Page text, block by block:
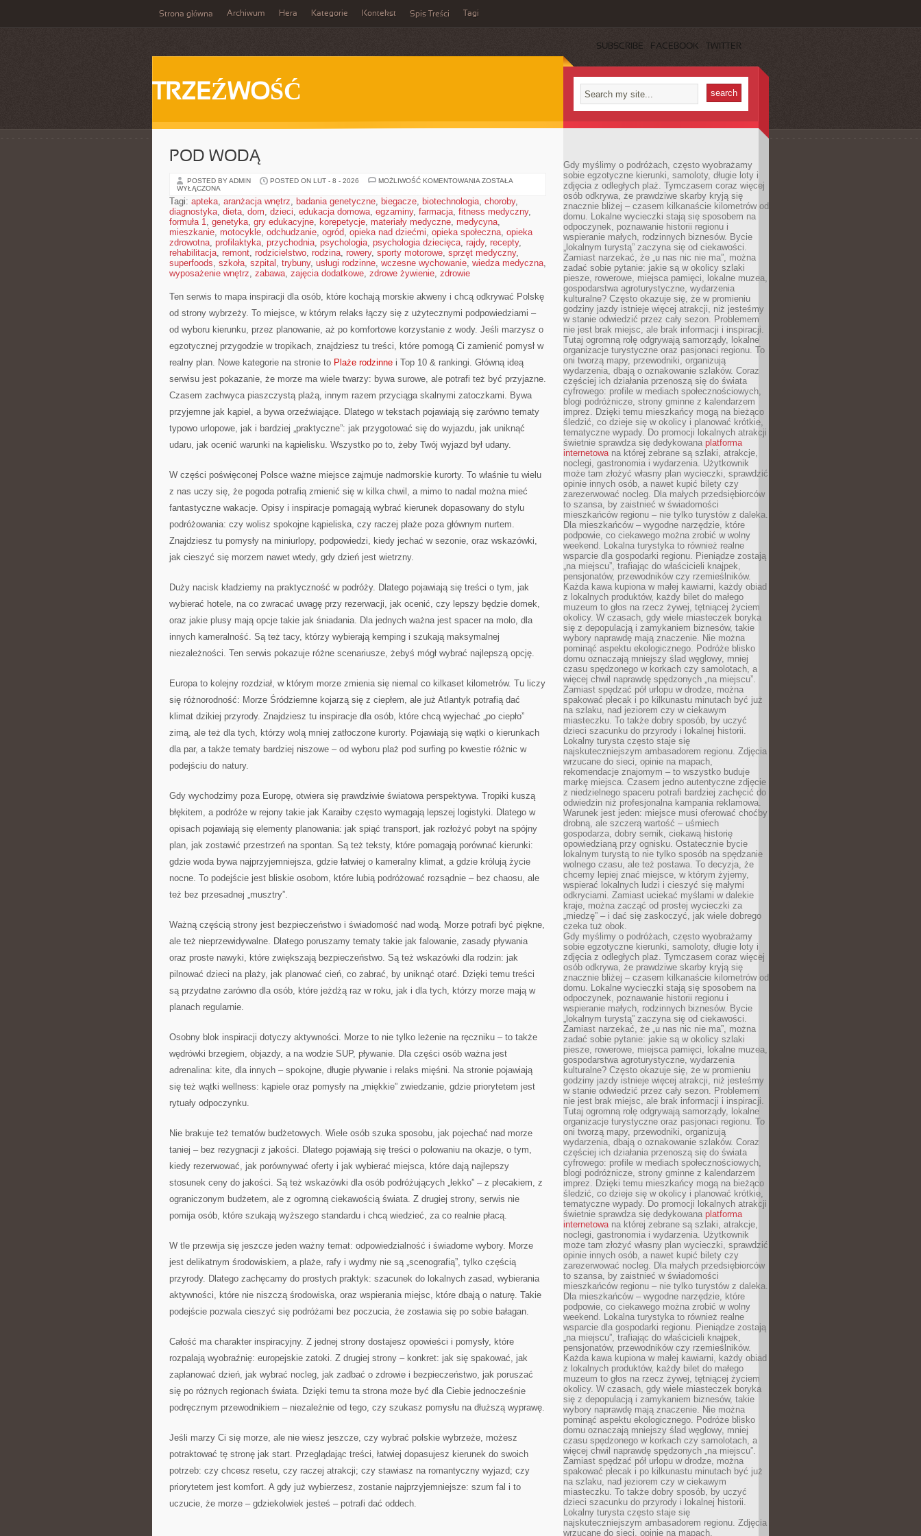
Strona główna Archiwum Hera Kategorie Kontekst Spis Treści Tagi
SUBSCRIBE FACEBOOK TWITTER
TRZEŹWOŚĆ
POD WODĄ
POSTED BY ADMIN POSTED ON LUT - 8 - 2026 MOŻLIWOŚĆ KOMENTOWANIA POD
ZOSTAŁA
WYŁĄCZONA
Tagi: apteka, aranżacja wnętrz, badania genetyczne, biegacze, biotechnologia, choroby,
diagnostyka, dieta, dom, dzieci, edukacja domowa, egzaminy, farmacja, fitness medyczny,
formuła 1, genetyka, gry edukacyjne, korepetycje, materiały medyczne, medycyna,
mieszkanie, motocykle, odchudzanie, ogród, opieka nad dziećmi, opieka społeczna, opieka
zdrowotna, profilaktyka, przychodnia, psychologia, psychologia dziecięca, rajdy, recepty,
rehabilitacja, remont, rodzicielstwo, rodzina, rowery, sporty motorowe, sprzęt medyczny,
superfoods, szkoła, szpital , trybuny, usługi rodzinne, wczesne wychowanie, wiedza medyczna,
wyposażenie wnętrz, zabawa, zajęcia dodatkowe, zdrowe żywienie, zdrowie
Ten serwis to mapa inspiracji dla osób, które kochają morskie akweny i chcą odkrywać Polskę
od strony wybrzeży. To miejsce, w którym relaks łączy się z użytecznymi podpowiedziami –
od wyboru kierunku, przez planowanie, aż po komfortowe korzystanie z wody. Jeśli marzysz o
egzotycznej przygodzie w tropikach, znajdziesz tu treści, które pomogą Ci zamienić pomysł w
realny plan. Nowe kategorie na stronie to Plaże rodzinne i Top 10 & rankingi. Główną ideą
serwisu jest pokazanie, że morze ma wiele twarzy: bywa surowe, ale potrafi też być przyjazne.
Czasem zachwyca piaszczystą plażą, innym razem przyciąga skalnymi zatoczkami. Bywa
przyjemne jak kąpiel, a bywa orzeźwiające. Dlatego w tekstach pojawiają się zarówno tematy
typowo urlopowe, jak i bardziej „praktyczne”: jak przygotować się do wyjazdu, jak uniknąć
udaru, jak ocenić warunki na kąpielisku. Wszystko po to, żeby Twój wyjazd był udany.
W części poświęconej Polsce ważne miejsce zajmuje nadmorskie kurorty. To właśnie tu wielu
z nas uczy się, że pogoda potrafią zmienić się w kilka chwil, a mimo to nadal można mieć
fantastyczne wakacje. Opisy i inspiracje pomagają wybrać kierunek dopasowany do stylu
podróżowania: czy wolisz spokojne kąpieliska, czy raczej plaże poza głównym nurtem.
Znajdziesz tu pomysły na miniurlopy, podpowiedzi, kiedy jechać w sezonie, oraz wskazówki,
jak cieszyć się morzem nawet wtedy, gdy dzień jest wietrzny.
Duży nacisk kładziemy na praktyczność w podróży. Dlatego pojawiają się treści o tym, jak
wybierać hotele, na co zwracać uwagę przy rezerwacji, jak ocenić, czy lepszy będzie domek,
oraz jakie plusy mają opcje takie jak śniadania. Dla jednych ważna jest spacer na molo, dla
innych kameralność. Są też tacy, którzy wybierają kemping i szukają maksymalnej
niezależności. Ten serwis pokazuje różne scenariusze, żebyś mógł wybrać najlepszą opcję.
Europa to kolejny rozdział, w którym morze zmienia się niemal co kilkaset kilometrów. Tu liczy
się różnorodność: Morze Śródziemne kojarzą się z ciepłem, ale już Atlantyk potrafią dać
klimat dzikiej przyrody. Znajdziesz tu inspiracje dla osób, które chcą wyjechać „po ciepło”
zimą, ale też dla tych, którzy wolą mniej zatłoczone kurorty. Pojawiają się wątki o kierunkach
dla par, a także tematy bardziej niszowe – od wyboru plaż pod surfing po kwestie różnic w
podejściu do natury.
Gdy wychodzimy poza Europę, otwiera się prawdziwie światowa perspektywa. Tropiki kuszą
błękitem, a podróże w rejony takie jak Karaiby często wymagają lepszej logistyki. Dlatego w
opisach pojawiają się elementy planowania: jak spiąć transport, jak rozłożyć pobyt na spójny
plan, jak zostawić przestrzeń na spontan. Są też teksty, które pomagają porównać kierunki:
gdzie woda bywa najprzyjemniejsza, gdzie łatwiej o kameralny klimat, a gdzie królują życie
nocne. To podejście jest bliskie osobom, które lubią podróżować rozsądnie – bez chaosu, ale
też bez przesadnej „musztry”.
Ważną częścią strony jest bezpieczeństwo i świadomość nad wodą. Morze potrafi być piękne,
ale też nieprzewidywalne. Dlatego poruszamy tematy takie jak falowanie, zasady pływania
oraz proste nawyki, które zwiększają bezpieczeństwo. Są też wskazówki dla rodzin: jak
pilnować dzieci na plaży, jak planować cień, co zabrać, by uniknąć otarć. Dzięki temu treści
są przydatne zarówno dla osób, które jeżdżą raz w roku, jak i dla tych, którzy morze mają w
planach regularnie.
Osobny blok inspiracji dotyczy aktywności. Morze to nie tylko leżenie na ręczniku – to także
wędrówki brzegiem, objazdy, a na wodzie SUP, pływanie. Dla części osób ważna jest
adrenalina: kite, dla innych – spokojne, długie pływanie i relaks mięśni. Na stronie pojawiają
się też wątki wellness: kąpiele oraz pomysły na „miękkie” zwiedzanie, gdzie priorytetem jest
rytuały odpoczynku.
Nie brakuje też tematów budżetowych. Wiele osób szuka sposobu, jak pojechać nad morze
taniej – bez rezygnacji z jakości. Dlatego pojawiają się treści o polowaniu na okazje, o tym,
kiedy rezerwować, jak porównywać oferty i jak wybierać miejsca, które dają najlepszy
stosunek ceny do jakości. Są też wskazówki dla osób podróżujących „lekko” – z plecakiem, z
ograniczonym budżetem, ale z ogromną ciekawością świata. Z drugiej strony, serwis nie
pomija osób, które szukają wyższego standardu i chcą wiedzieć, za co realnie płacą.
W tle przewija się jeszcze jeden ważny temat: odpowiedzialność i świadome wybory. Morze
jest delikatnym środowiskiem, a plaże, rafy i wydmy nie są „scenografią”, tylko częścią
przyrody. Dlatego zachęcamy do prostych praktyk: szacunek do lokalnych zasad, wybierania
aktywności, które nie niszczą środowiska, oraz wspierania miejsc, które dbają o naturę. Takie
podejście pozwala cieszyć się podróżami bez poczucia, że zostawia się po sobie bałagan.
Całość ma charakter inspiracyjny. Z jednej strony dostajesz opowieści i pomysły, które
rozpalają wyobraźnię: europejskie zatoki. Z drugiej strony – konkret: jak się spakować, jak
zaplanować dzień, jak wybrać nocleg, jak zadbać o zdrowie i bezpieczeństwo, jak poruszać
się po różnych regionach świata. Dzięki temu ta strona może być dla Ciebie jednocześnie
podręcznym przewodnikiem – niezależnie od tego, czy szukasz pomysłu na dłuższą wyprawę.
Jeśli marzy Ci się morze, ale nie wiesz jeszcze, czy wybrać polskie wybrzeże, możesz
potraktować tę stronę jak start. Przeglądając treści, łatwiej dopasujesz kierunek do swoich
potrzeb: czy chcesz resetu, czy raczej atrakcji; czy stawiasz na romantyczny wyjazd; czy
priorytetem jest komfort. A gdy już wybierzesz, zostanie najprzyjemniejsze: szum fal i to
uczucie, że morze – gdziekolwiek jesteś – potrafi dać oddech.
Gdy myślimy o podróżach, często wyobrażamy
sobie egzotyczne kierunki, samoloty, długie loty i
zdjęcia z odległych plaż. Tymczasem coraz więcej
osób odkrywa, że prawdziwe skarby kryją się
znacznie bliżej – czasem kilkanaście kilometrów od
domu. Lokalne wycieczki stają się sposobem na
odpoczynek, poznawanie historii regionu i
wspieranie małych, rodzinnych biznesów. Bycie
„lokalnym turystą” zaczyna się od ciekawości.
Zamiast narzekać, że „u nas nic nie ma”, można
zadać sobie pytanie: jakie są w okolicy szlaki
piesze, rowerowe, miejsca pamięci, lokalne muzea,
gospodarstwa agroturystyczne, wydarzenia
kulturalne? Często okazuje się, że w promieniu
godziny jazdy istnieje więcej atrakcji, niż jesteśmy
w stanie odwiedzić przez cały sezon. Problemem
nie jest brak miejsc, ale brak informacji i inspiracji.
Tutaj ogromną rolę odgrywają samorządy, lokalne
organizacje turystyczne oraz pasjonaci regionu. To
oni tworzą mapy, przewodniki, organizują
wydarzenia, dbają o oznakowanie szlaków. Coraz
częściej ich działania przenoszą się do świata
cyfrowego: profile w mediach społecznościowych,
blogi podróżnicze, strony gminne z kalendarzem
imprez. Dzięki temu mieszkańcy mogą na bieżąco
śledzić, co dzieje się w okolicy i planować krótkie,
tematyczne wypady. Do promocji lokalnych atrakcji
świetnie sprawdza się dedykowana platforma
internetowana której zebrane są szlaki, atrakcje,
noclegi, gastronomia i wydarzenia. Użytkownik
może tam złożyć własny plan wycieczki, sprawdzić
opinie innych osób, a nawet kupić bilety czy
zarezerwować nocleg. Dla małych przedsiębiorców
to szansa, by zaistnieć w świadomości
mieszkańców regionu – nie tylko turystów z daleka.
Dla mieszkańców – wygodne narzędzie, które
podpowie, co ciekawego można zrobić w wolny
weekend. Lokalna turystyka to również realne
wsparcie dla gospodarki regionu. Pieniądze zostają
„na miejscu”, trafiając do właścicieli knajpek,
pensjonatów, przewodników czy rzemieślników.
Każda kawa kupiona w małej kawiarni, każdy obiad
z lokalnych produktów, każdy bilet do małego
muzeum to głos na rzecz żywej, tętniącej życiem
okolicy. W czasach, gdy wiele miasteczek boryka
się z depopulacją i zamykaniem biznesów, takie
wybory naprawdę mają znaczenie. Nie można
pominąć aspektu ekologicznego. Podróże blisko
domu oznaczają mniejszy ślad węglowy, mniej
czasu spędzonego w korkach czy samolotach, a
więcej chwil naprawdę spędzonych „na miejscu”.
Zamiast spędzać pół urlopu w drodze, można
spakować plecak i po kilkunastu minutach być już
na szlaku, nad jeziorem czy w ciekawym
miasteczku. To także dobry sposób, by uczyć
dzieci szacunku do przyrody i lokalnej historii.
Lokalny turysta często staje się
najskuteczniejszym ambasadorem regionu. Zdjęcia
wrzucane do sieci, opinie na mapach,
rekomendacje znajomym – to wszystko buduje
markę miejsca. Czasem jedno autentyczne zdjęcie
z niedzielnego spaceru potrafi bardziej zachęcić do
odwiedzin niż profesjonalna kampania reklamowa.
Warunek jest jeden: miejsce musi oferować choćby
drobną, ale szczerą wartość – uśmiech
gospodarza, dobry sernik, ciekawą historię
opowiedzianą przy ognisku. Ostatecznie bycie
lokalnym turystą to nie tylko sposób na spędzanie
wolnego czasu, ale też postawa. To decyzja, że
chcemy lepiej znać miejsce, w którym żyjemy,
wspierać lokalnych ludzi i cieszyć się małymi
odkryciami. Zamiast uciekać myślami w dalekie
kraje, można zacząć od prostej wycieczki za
„miedzę” – i dać się zaskoczyć, jak wiele dobrego
czeka tuż obok.
Gdy myślimy o podróżach, często wyobrażamy
sobie egzotyczne kierunki, samoloty, długie loty i
zdjęcia z odległych plaż. Tymczasem coraz więcej
osób odkrywa, że prawdziwe skarby kryją się
znacznie bliżej – czasem kilkanaście kilometrów od
domu. Lokalne wycieczki stają się sposobem na
odpoczynek, poznawanie historii regionu i
wspieranie małych, rodzinnych biznesów. Bycie
„lokalnym turystą” zaczyna się od ciekawości.
Zamiast narzekać, że „u nas nic nie ma”, można
zadać sobie pytanie: jakie są w okolicy szlaki
piesze, rowerowe, miejsca pamięci, lokalne muzea,
gospodarstwa agroturystyczne, wydarzenia
kulturalne? Często okazuje się, że w promieniu
godziny jazdy istnieje więcej atrakcji, niż jesteśmy
w stanie odwiedzić przez cały sezon. Problemem
nie jest brak miejsc, ale brak informacji i inspiracji.
Tutaj ogromną rolę odgrywają samorządy, lokalne
organizacje turystyczne oraz pasjonaci regionu. To
oni tworzą mapy, przewodniki, organizują
wydarzenia, dbają o oznakowanie szlaków. Coraz
częściej ich działania przenoszą się do świata
cyfrowego: profile w mediach społecznościowych,
blogi podróżnicze, strony gminne z kalendarzem
imprez. Dzięki temu mieszkańcy mogą na bieżąco
śledzić, co dzieje się w okolicy i planować krótkie,
tematyczne wypady. Do promocji lokalnych atrakcji
świetnie sprawdza się dedykowana platforma
internetowana której zebrane są szlaki, atrakcje,
noclegi, gastronomia i wydarzenia. Użytkownik
może tam złożyć własny plan wycieczki, sprawdzić
opinie innych osób, a nawet kupić bilety czy
zarezerwować nocleg. Dla małych przedsiębiorców
to szansa, by zaistnieć w świadomości
mieszkańców regionu – nie tylko turystów z daleka.
Dla mieszkańców – wygodne narzędzie, które
podpowie, co ciekawego można zrobić w wolny
weekend. Lokalna turystyka to również realne
wsparcie dla gospodarki regionu. Pieniądze zostają
„na miejscu”, trafiając do właścicieli knajpek,
pensjonatów, przewodników czy rzemieślników.
Każda kawa kupiona w małej kawiarni, każdy obiad
z lokalnych produktów, każdy bilet do małego
muzeum to głos na rzecz żywej, tętniącej życiem
okolicy. W czasach, gdy wiele miasteczek boryka
się z depopulacją i zamykaniem biznesów, takie
wybory naprawdę mają znaczenie. Nie można
pominąć aspektu ekologicznego. Podróże blisko
domu oznaczają mniejszy ślad węglowy, mniej
czasu spędzonego w korkach czy samolotach, a
więcej chwil naprawdę spędzonych „na miejscu”.
Zamiast spędzać pół urlopu w drodze, można
spakować plecak i po kilkunastu minutach być już
na szlaku, nad jeziorem czy w ciekawym
miasteczku. To także dobry sposób, by uczyć
dzieci szacunku do przyrody i lokalnej historii.
Lokalny turysta często staje się
najskuteczniejszym ambasadorem regionu. Zdjęcia
wrzucane do sieci, opinie na mapach,